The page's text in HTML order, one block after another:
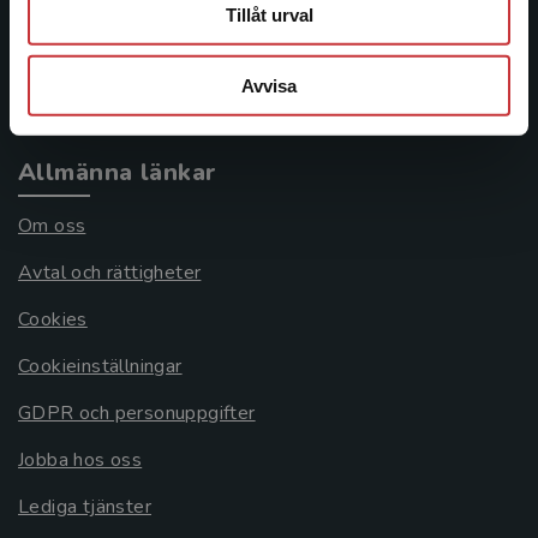
Tillåt urval
Avvisa
Köpvillkor
Allmänna länkar
Om oss
Avtal och rättigheter
Cookies
Cookieinställningar
GDPR och personuppgifter
Jobba hos oss
Lediga tjänster